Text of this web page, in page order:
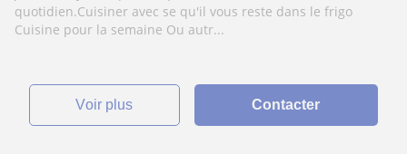
quotidien.Cuisiner avec se qu'il vous reste dans le frigo
Cuisine pour la semaine Ou autr...
voir plus Contacter